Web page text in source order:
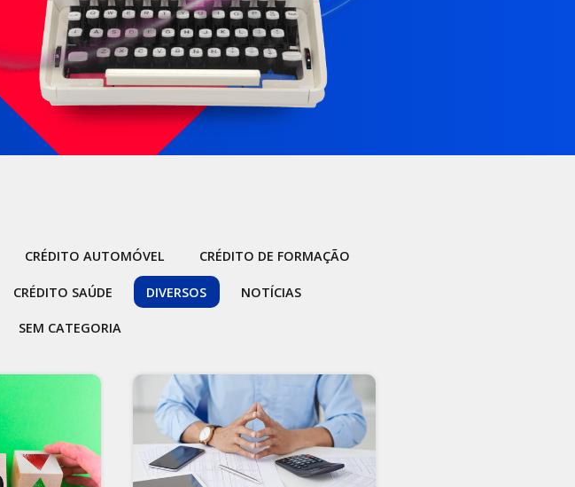
CRÉDITO AUTOMÓVEL CRÉDITO DE FORMAÇÃO
CRÉDITO SAÚDE DIVERSOS NOTÍCIAS
SEM CATEGORIA